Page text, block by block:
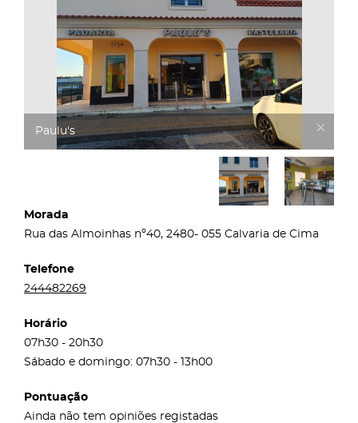
Paulu's
Morada
Rua das Almoinhas nº40, 2480- 055 Calvaria de Cima
Telefone
244482269
Horário
07h30 - 20h30
Sábado e domingo: 07h30 - 13h00
Pontuação
Ainda não tem opiniões registadas